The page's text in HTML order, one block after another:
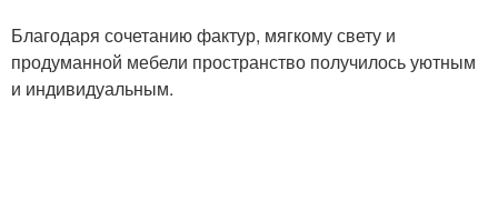
Благодаря сочетанию фактур, мягкому свету и
продуманной мебели пространство получилось уютным
и индивидуальным.